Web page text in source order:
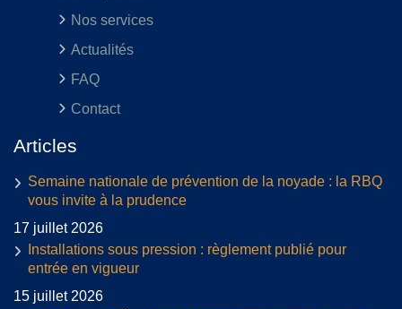
Nos services
Actualités
FAQ
Contact
Articles
Semaine nationale de prévention de la noyade : la RBQ
vous invite à la prudence
17 juillet 2026
Installations sous pression : règlement publié pour
entrée en vigueur
15 juillet 2026